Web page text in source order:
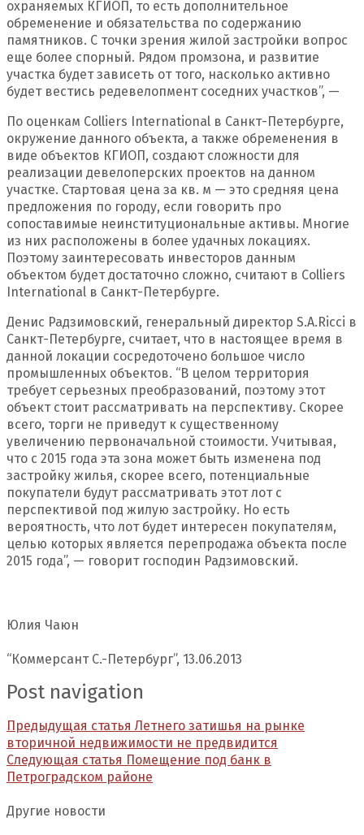
охраняемых КГИОП, то есть дополнительное
обременение и обязательства по содержанию
памятников. С точки зрения жилой застройки вопрос
еще более спорный. Рядом промзона, и развитие
участка будет зависеть от того, насколько активно
будет вестись редевелопмент соседних участков”, —
По оценкам Colliers International в Санкт-Петербурге,
окружение данного объекта, а также обременения в
виде объектов КГИОП, создают сложности для
реализации девелоперских проектов на данном
участке. Стартовая цена за кв. м — это средняя цена
предложения по городу, если говорить про
сопоставимые неинституциональные активы. Многие
из них расположены в более удачных локациях.
Поэтому заинтересовать инвесторов данным
объектом будет достаточно сложно, считают в Colliers
International в Санкт-Петербурге.
Денис Радзимовский, генеральный директор S.A.Ricci в
Санкт-Петербурге, считает, что в настоящее время в
данной локации сосредоточено большое число
промышленных объектов. “В целом территория
требует серьезных преобразований, поэтому этот
объект стоит рассматривать на перспективу. Скорее
всего, торги не приведут к существенному
увеличению первоначальной стоимости. Учитывая,
что с 2015 года эта зона может быть изменена под
застройку жилья, скорее всего, потенциальные
покупатели будут рассматривать этот лот с
перспективой под жилую застройку. Но есть
вероятность, что лот будет интересен покупателям,
целью которых является перепродажа объекта после
2015 года”, — говорит господин Радзимовский.
Юлия Чаюн
“Коммерсант С.-Петербург”, 13.06.2013
Post navigation
Предыдущая статья Летнего затишья на рынке
вторичной недвижимости не предвидится
Следующая статья Помещение под банк в
Петроградском районе
Другие новости